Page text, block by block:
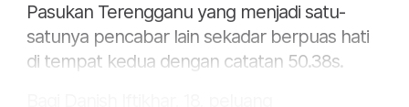
Pasukan Terengganu yang menjadi satu-
satunya pencabar lain sekadar berpuas hati
di tempat kedua dengan catatan 50.38s.